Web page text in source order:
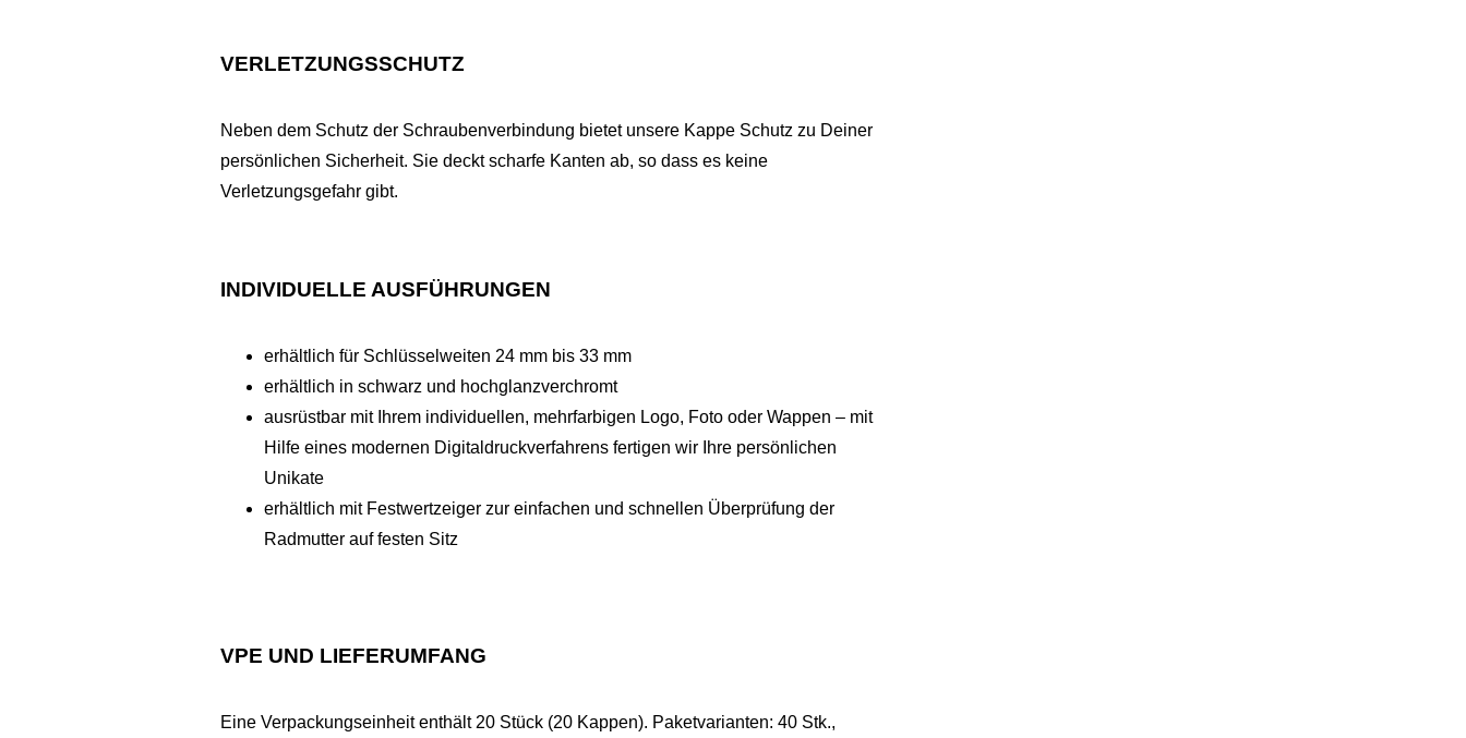
VERLETZUNGSSCHUTZ
Neben dem Schutz der Schraubenverbindung bietet unsere Kappe Schutz zu Deiner
persönlichen Sicherheit. Sie deckt scharfe Kanten ab, so dass es keine
Verletzungsgefahr gibt.
INDIVIDUELLE AUSFÜHRUNGEN
erhältlich für Schlüsselweiten 24 mm bis 33 mm
erhältlich in schwarz und hochglanzverchromt
ausrüstbar mit Ihrem individuellen, mehrfarbigen Logo, Foto oder Wappen – mit
Hilfe eines modernen Digitaldruckverfahrens fertigen wir Ihre persönlichen
Unikate
erhältlich mit Festwertzeiger zur einfachen und schnellen Überprüfung der
Radmutter auf festen Sitz
VPE UND LIEFERUMFANG
Eine Verpackungseinheit enthält 20 Stück (20 Kappen). Paketvarianten: 40 Stk.,